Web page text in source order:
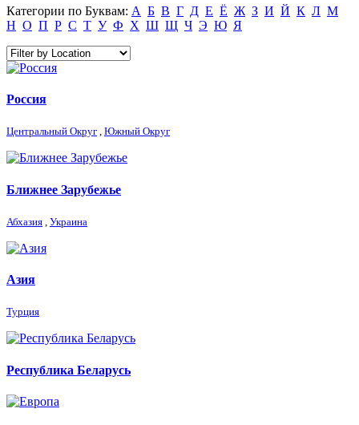
Категории по Буквам: А Б В Г Д Е Ё Ж З И Й К Л М
Н О П Р С Т У Ф Х Ш Щ Ч Э Ю Я
Россия
Центральный Округ , Южный Округ
Ближнее Зарубежье
Абхазия Украина
Азия
Турция
Республика Беларусь